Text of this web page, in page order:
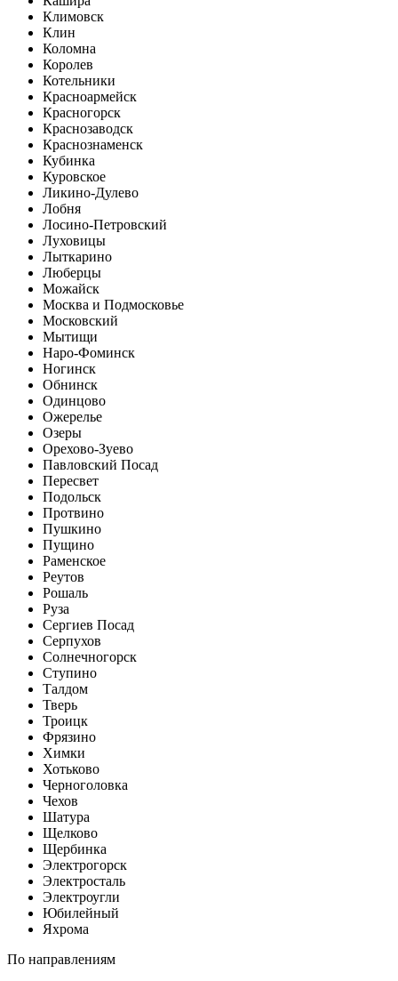
Климовск
Клин
Коломна
Королев
Котельники
Красноармейск
Красногорск
Краснозаводск
Краснознаменск
Кубинка
Куровское
Ликино-Дулево
Лобня
Лосино-Петровский
Луховицы
Лыткарино
Люберцы
Можайск
Москва и Подмосковье
Московский
Мытищи
Наро-Фоминск
Ногинск
Обнинск
Одинцово
Ожерелье
Озеры
Орехово-Зуево
Павловский Посад
Пересвет
Подольск
Протвино
Пушкино
Пущино
Раменское
Реутов
Рошаль
Руза
Сергиев Посад
Серпухов
Солнечногорск
Ступино
Талдом
Тверь
Троицк
Фрязино
Химки
Хотьково
Черноголовка
Чехов
Шатура
Щелково
Щербинка
Электрогорск
Электросталь
Электроугли
Юбилейный
Яхрома
По направлениям